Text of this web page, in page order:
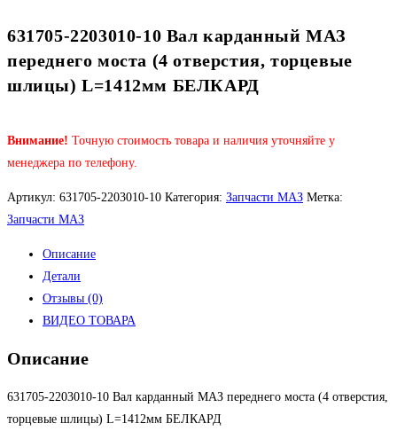
631705-2203010-10 Вал карданный МАЗ
переднего моста (4 отверстия, торцевые
шлицы) L=1412мм БЕЛКАРД
Внимание! Точную стоимость товара и наличия уточняйте у
менеджера по телефону.
Артикул: 631705-2203010-10 Категория: Запчасти МАЗ Метка:
Запчасти МАЗ
Описание
Детали
Отзывы (0)
ВИДЕО ТОВАРА
Описание
631705-2203010-10 Вал карданный МАЗ переднего моста (4 отверстия,
торцевые шлицы) L=1412мм БЕЛКАРД